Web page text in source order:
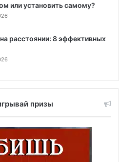
или установить самому?
расстоянии: 8 эффективных
призы